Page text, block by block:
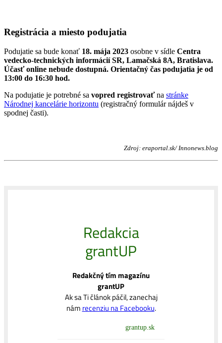
Registrácia a miesto podujatia
Podujatie sa bude konať 18. mája 2023 osobne v sídle Centra
vedecko-technických informácií SR, Lamačská 8A, Bratislava.
Účasť online nebude dostupná. Orientačný čas podujatia je od
13:00 do 16:30 hod.
Na podujatie je potrebné sa vopred registrovaťna stránke
Národnej kancelárie horizontu (registračný formulár nájdeš v
spodnej časti).
Zdroj: eraportal.sk/ Innonews.blog
Redakcia
grantUP
Redakčný tím magazínu
grantUP
Ak sa Ti článok páčil, zanechaj
nám recenziu na Facebooku.
grantup.sk